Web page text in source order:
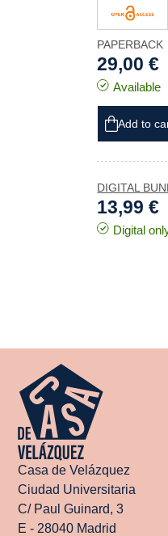
PAPERBACK
29,00 €
Available
Add to
DIGITAL
13,99 €
Digital
Casa de Velázquez
Ciudad Universitaria
C/ Paul Guinard, 3
E - 28040 Madrid